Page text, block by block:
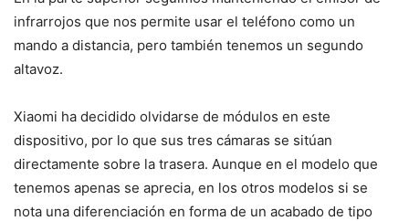
infrarrojos que nos permite usar el teléfono como un
mando a distancia, pero también tenemos un segundo
altavoz.
Xiaomi ha decidido olvidarse de módulos en este
dispositivo, por lo que sus tres cámaras se sitúan
directamente sobre la trasera. Aunque en el modelo que
tenemos apenas se aprecia, en los otros modelos si se
nota una diferenciación en forma de un acabado de tipo